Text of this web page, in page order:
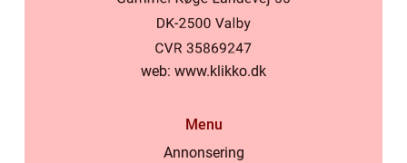
web: www.klikko.dk
Menu
Annonsering